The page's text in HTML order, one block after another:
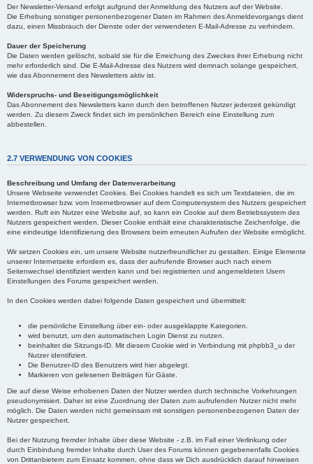
Der Newsletter-Versand erfolgt aufgrund der Anmeldung des Nutzers auf der Website.
Die Erhebung sonstiger personenbezogener Daten im Rahmen des Anmeldevorgangs dient
dazu, einen Missbrauch der Dienste oder der verwendeten E-Mail-Adresse zu verhindern.
Dauer der Speicherung
Die Daten werden gelöscht, sobald sie für die Erreichung des Zweckes ihrer Erhebung nicht
mehr erforderlich sind. Die E-Mail-Adresse des Nutzers wird demnach solange gespeichert,
wie das Abonnement des Newsletters aktiv ist.
Widerspruchs- und Beseitigungsmöglichkeit
Das Abonnement des Newsletters kann durch den betroffenen Nutzer jederzeit gekündigt
werden. Zu diesem Zweck findet sich im persönlichen Bereich eine Einstellung zum
abbestellen.
2.7 VERWENDUNG VON COOKIES
Beschreibung und Umfang der Datenverarbeitung
Unsere Webseite verwendet Cookies. Bei Cookies handelt es sich um Textdateien, die im
Internetbrowser bzw. vom Internetbrowser auf dem Computersystem des Nutzers gespeichert
werden. Ruft ein Nutzer eine Website auf, so kann ein Cookie auf dem Betriebssystem des
Nutzers gespeichert werden. Dieser Cookie enthält eine charakteristische Zeichenfolge, die
eine eindeutige Identifizierung des Browsers beim erneuten Aufrufen der Website ermöglicht.
Wir setzen Cookies ein, um unsere Website nutzerfreundlicher zu gestalten. Einige Elemente
unserer Internetseite erfordern es, dass der aufrufende Browser auch nach einem
Seitenwechsel identifiziert werden kann und bei registrierten und angemeldeten Usern
Einstellungen des Forums gespeichert werden.
In den Cookies werden dabei folgende Daten gespeichert und übermittelt:
die persönliche Einstellung über ein- oder ausgeklappte Kategorien.
wird benutzt, um den automatischen Login Dienst zu nutzen.
beinhaltet die Sitzungs-ID. Mit diesem Cookie wird in Verbindung mit phpbb3_u der
Nutzer identifiziert.
Die Benutzer-ID des Benutzers wird hier abgelegt.
Markieren von gelesenen Beiträgen für Gäste.
Die auf diese Weise erhobenen Daten der Nutzer werden durch technische Vorkehrungen
pseudonymisiert. Daher ist eine Zuordnung der Daten zum aufrufenden Nutzer nicht mehr
möglich. Die Daten werden nicht gemeinsam mit sonstigen personenbezogenen Daten der
Nutzer gespeichert.
Bei der Nutzung fremder Inhalte über diese Website - z.B. im Fall einer Verlinkung oder
durch Einbindung fremder Inhalte durch User des Forums können gegebenenfalls Cookies
von Drittanbietern zum Einsatz kommen, ohne dass wir Dich ausdrücklich darauf hinweisen